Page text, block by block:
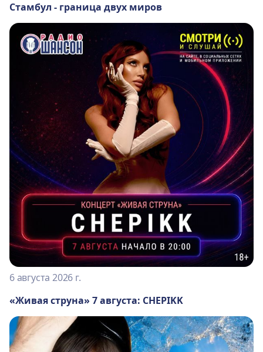
Стамбул - граница двух миров
6 августа 2026 г.
«Живая струна» 7 августа: CHEPIKK